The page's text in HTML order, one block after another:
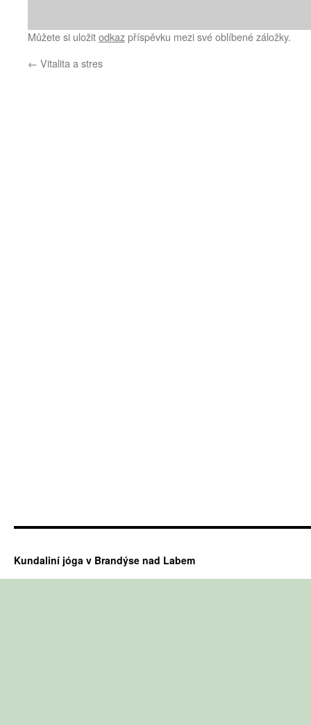
Můžete si uložitodkazpříspěvku mezi své oblíbené záložky.
← Vitalita a stres
Kundaliní jóga v Brandýse nad Labem